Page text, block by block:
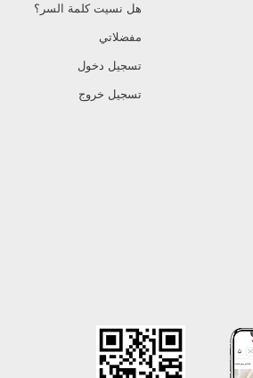
هل نسيت كلمة السر؟
مفضلاتي
تسجيل دخول
تسجيل خروج